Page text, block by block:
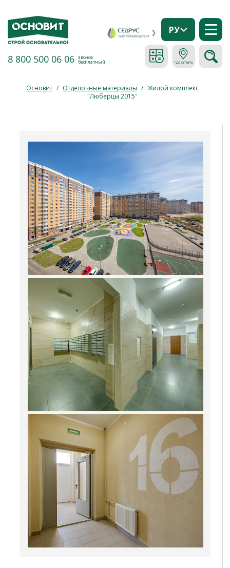
8 800 500 06 06 звонок
бесплатный
РУ
Основит / Отделочные материалы / Жилой комплекс
"Люберцы 2015"